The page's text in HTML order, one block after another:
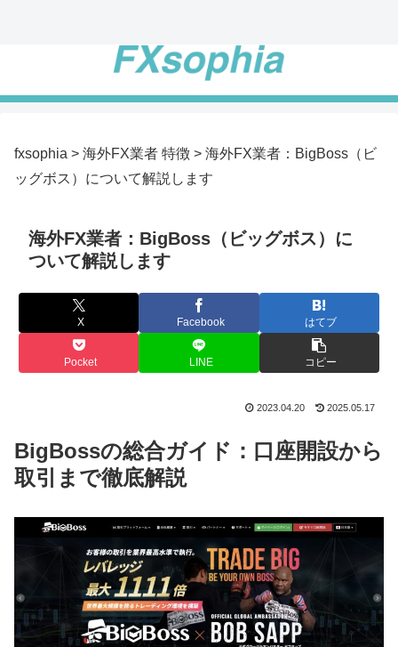
fxsophia > 海外FX業者 特徴 > 海外FX業者：BigBoss（ビ
ッグボス）について解説します
海外FX業者：BigBoss（ビッグボス）に
ついて解説します
X Facebook はてブ
Pocket LINE コピー
2023.04.20 2025.05.17
BigBossの総合ガイド：口座開設から
取引まで徹底解説